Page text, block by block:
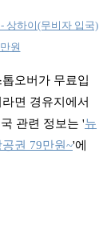
상하이(무비자 입국)
원
오버가 무료입
면 경유지에서
관련 정보는 '뉴
권 79만원~'에